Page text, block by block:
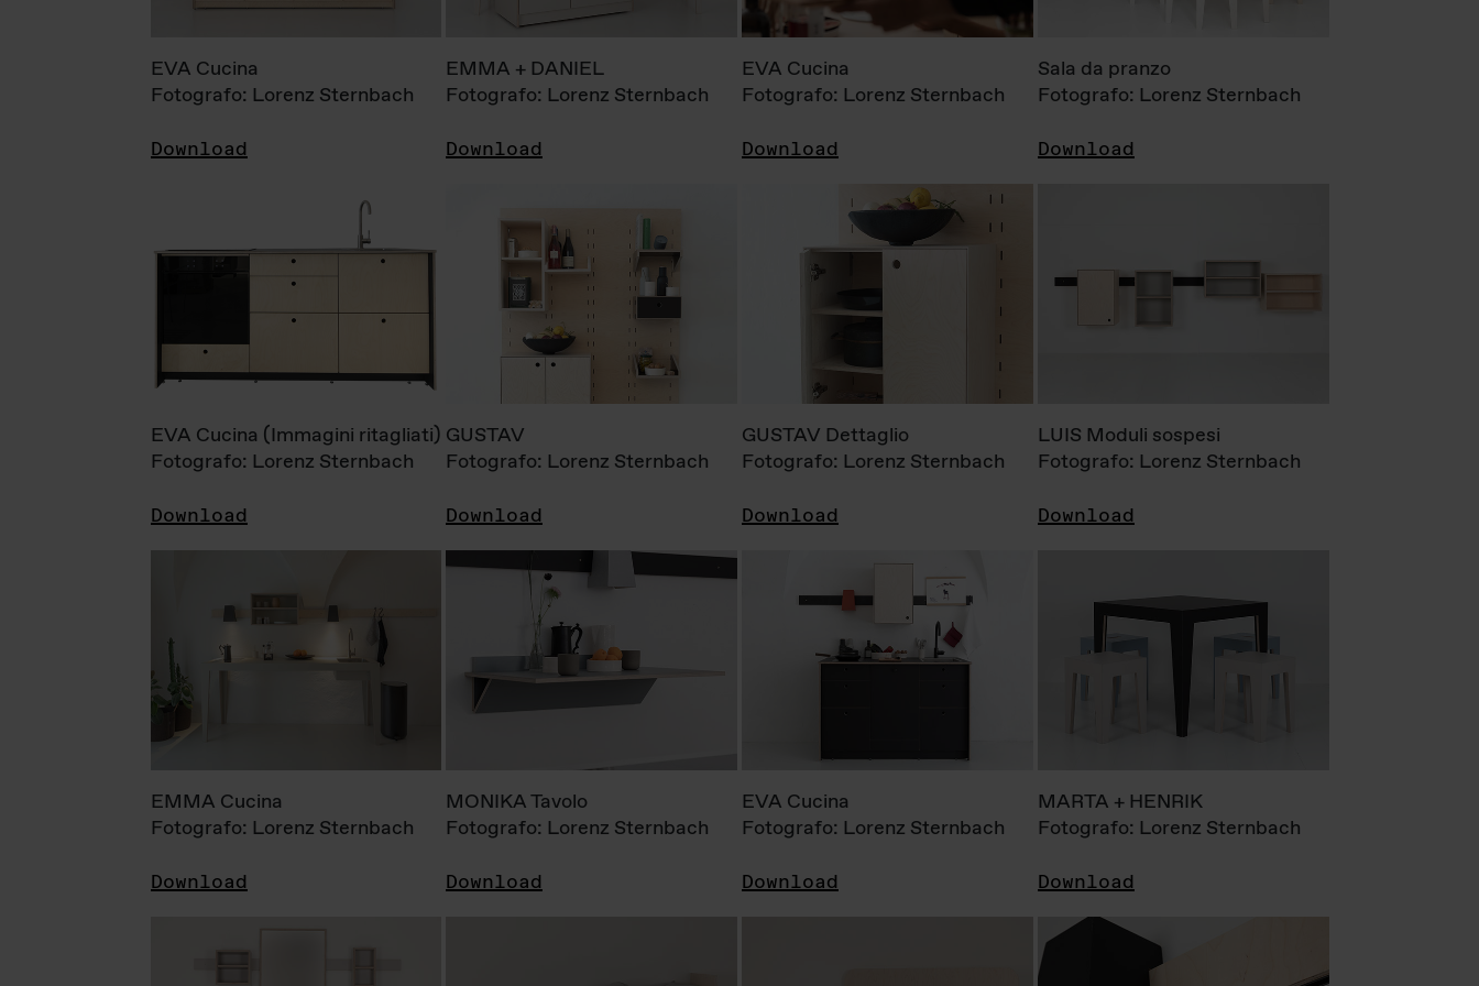
EVA Cucina
Fotografo: Lorenz Sternbach
Download
EMMA + DANIEL
Fotografo: Lorenz Sternbach
Download
EVA Cucina
Fotografo: Lorenz Sternbach
Download
Sala da pranzo
Fotografo: Lorenz Sternbach
Download
EVA Cucina (Immagini ritagliati)
Fotografo: Lorenz Sternbach
Download
GUSTAV
Fotografo: Lorenz Sternbach
Download
GUSTAV Dettaglio
Fotografo: Lorenz Sternbach
Download
LUIS Moduli sospesi
Fotografo: Lorenz Sternbach
Download
EMMA Cucina
Fotografo: Lorenz Sternbach
Download
MONIKA Tavolo
Fotografo: Lorenz Sternbach
Download
EVA Cucina
Fotografo: Lorenz Sternbach
Download
MARTA + HENRIK
Fotografo: Lorenz Sternbach
Download